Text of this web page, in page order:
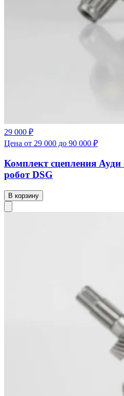
29 000 ₽
Цена от 29 000 до 90 000 ₽
Комплект сцепления
робот DSG
В корзину